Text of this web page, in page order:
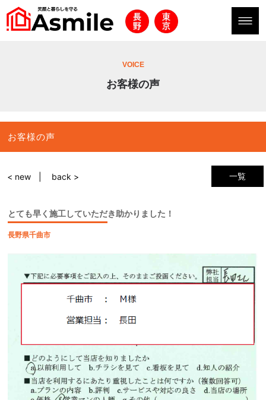
VOICE
お客様の声
お客様の声
一覧
< new back >
とても早く施工していただき助かりました！
長野県千曲市